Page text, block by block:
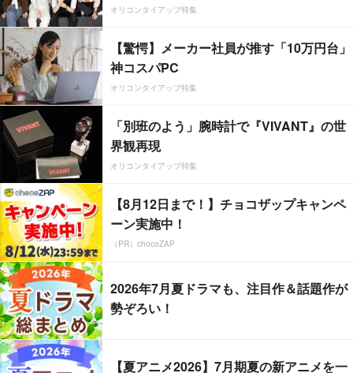
オリコンタイアップ特集
【驚愕】メーカー社員が推す「10万円台」
神コスパPC
オリコンタイアップ特集
「別班のよう」腕時計で『VIVANT』の世
界観再現
オリコンタイアップ特集
【8月12日まで！】チョコザップキャンペ
ーン実施中！
（PR）chocoZAP
2026年7月夏ドラマも、注目作＆話題作が
勢ぞろい！
【夏アニメ2026】7月期夏の新アニメを一